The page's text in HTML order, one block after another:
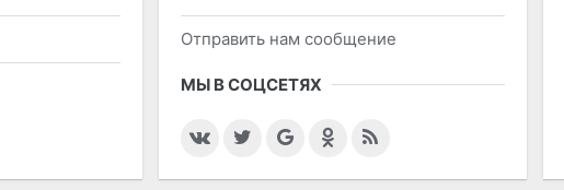
Отправить нам сообщение
МЫ В СОЦСЕТЯХ